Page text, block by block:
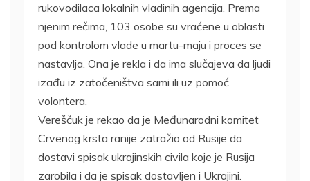
rukovodilaca lokalnih vladinih agencija. Prema
njenim rečima, 103 osobe su vraćene u oblasti
pod kontrolom vlade u martu-maju i proces se
nastavlja. Ona je rekla i da ima slučajeva da ljudi
izađu iz zatočeništva sami ili uz pomoć
volontera.
Vereščuk je rekao da je Međunarodni komitet
Crvenog krsta ranije zatražio od Rusije da
dostavi spisak ukrajinskih civila koje je Rusija
zarobila i da je spisak dostavljen i Ukrajini.